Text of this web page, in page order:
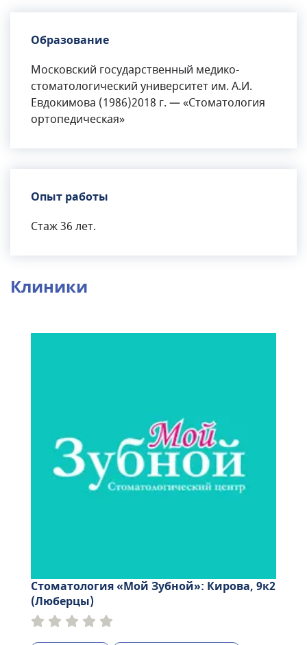
Образование
Московский государственный медико-
стоматологический университет им. А.И.
Евдокимова (1986)2018 г. — «Cтоматология
ортопедическая»
Опыт работы
Стаж 36 лет.
Клиники
Стоматология «Мой Зубной»: Кирова, 9к2
(Люберцы)